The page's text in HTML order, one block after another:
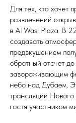
Для тех, кто хочет
развлечений
в Al Wasl Plaza. В
создавать
предвкушением
обратный отсчет
завораживающим
небо над Дубаем.
трансляции
гостя участником